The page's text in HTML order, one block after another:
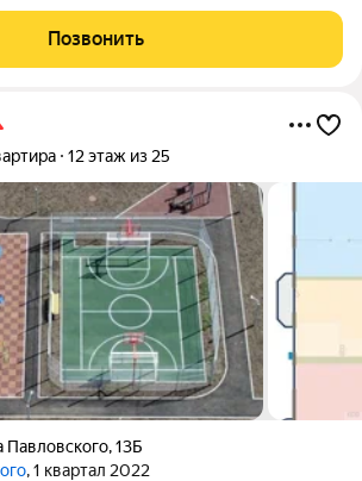
"Моне". Строительство объекта
в 4 очереди, а
Позвонить
12 этаж из 25
Павловского,13Б
, 1 квартал 2022